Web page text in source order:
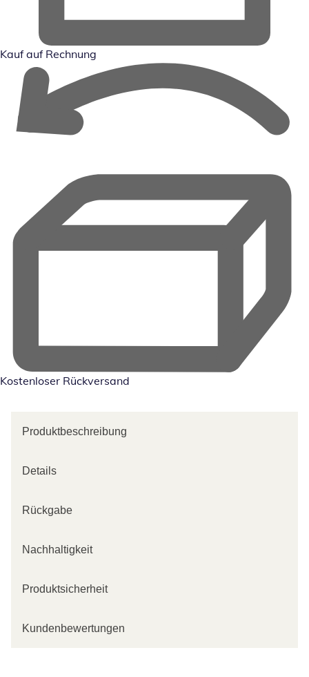
Kauf auf Rechnung
Kostenloser Rückversand
Produktbeschreibung
Details
Rückgabe
Nachhaltigkeit
Produktsicherheit
Kundenbewertungen